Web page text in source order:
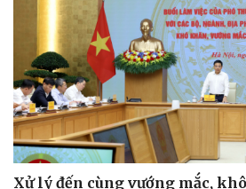
Xử lý đến cùng vướng mắc,